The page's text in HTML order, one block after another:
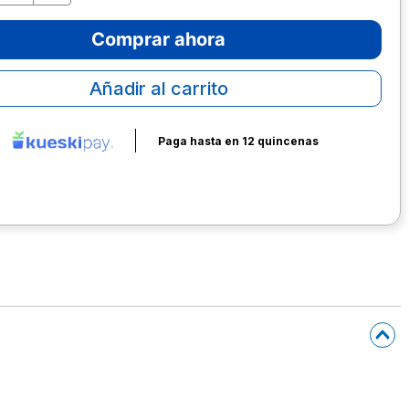
Comprar ahora
Añadir al carrito
Paga hasta en 12 quincenas